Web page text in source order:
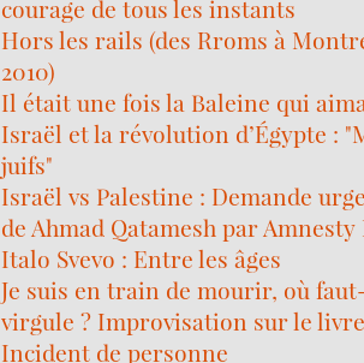
courage de tous les instants
Hors les rails (des Rroms à
2010)
Il était une fois la Baleine qui
Israël et la révolution d’Égypte :
juifs"
Israël vs Palestine : Demande
de Ahmad Qatamesh par
Italo Svevo : Entre les âges
Je suis en train de mourir, où
virgule ? Improvisation sur le livre
Incident de personne